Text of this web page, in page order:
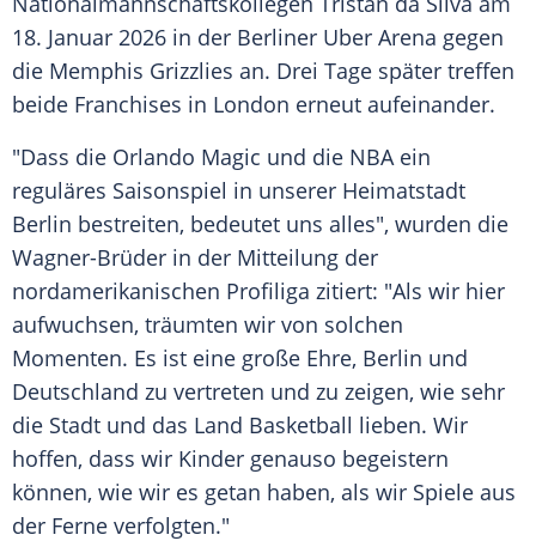
18. Januar 2026 in der Berliner Uber Arena gegen
die Memphis Grizzlies an. Drei Tage später treffen
beide Franchises in London erneut aufeinander.
"Dass die Orlando Magic und die NBAein
reguläres Saisonspiel in unserer Heimatstadt
Berlin bestreiten, bedeutet uns alles", wurden die
Wagner-Brüder in der Mitteilung der
nordamerikanischen Profiliga zitiert: "Als wir hier
aufwuchsen, träumten wir von solchen
Momenten. Es ist eine große Ehre, Berlin und
Deutschland zu vertreten und zu zeigen, wie sehr
die Stadt und das Land Basketball lieben. Wir
hoffen, dass wir Kinder genauso begeistern
können, wie wir es getan haben, als wir Spiele aus
der Ferne verfolgten."